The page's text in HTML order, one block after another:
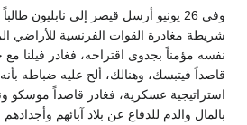
وفي 26 يونيو أرسل قيصر إلى نابليون
شريطة مغادرة القوات الفرنسية للأراضي
نفسه مؤمناً بجدوى اقتراحه، فغادر فيلنا
قاصداً فيتبسك، وهنالك، ألح عليه ضباطه
استراتيجية عسكرية، فغادر قاصداً موسكو
بالمال والدم للدفاع عن بلاد آبائهم